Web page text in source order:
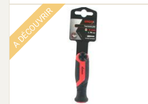
A DÉCOUVRIR